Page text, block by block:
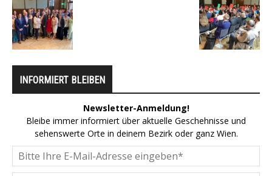
INFORMIERT BLEIBEN
Newsletter-Anmeldung!
Bleibe immer informiert über aktuelle Geschehnisse und
sehenswerte Orte in deinem Bezirk oder ganz Wien.